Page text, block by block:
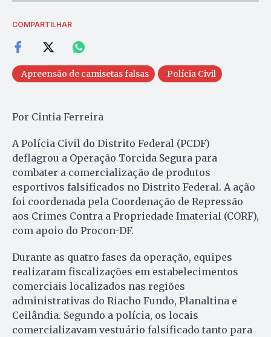
COMPARTILHAR
Apreensão de camisetas falsas Polícia Civil
Por Cintia Ferreira
A Polícia Civil do Distrito Federal (PCDF)
deflagrou a Operação Torcida Segura para
combater a comercialização de produtos
esportivos falsificados no Distrito Federal. A ação
foi coordenada pela Coordenação de Repressão
aos Crimes Contra a Propriedade Imaterial (CORF),
com apoio do Procon-DF.
Durante as quatro fases da operação, equipes
realizaram fiscalizações em estabelecimentos
comerciais localizados nas regiões
administrativas do Riacho Fundo, Planaltina e
Ceilândia. Segundo a polícia, os locais
comercializavam vestuário falsificado tanto para